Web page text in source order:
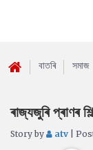
বাতৰি সমাজ
ৰাজ্যজুৰি প্ৰাণৰ
Story by atv |